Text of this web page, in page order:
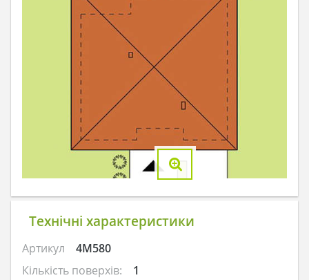
Технічні характеристики
Артикул
4M580
Кількість поверхів:
1